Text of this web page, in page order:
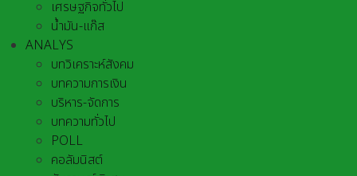
เศรษฐกิจทั่วไป
น้ำมัน-แก๊ส
ANALYS
บทวิเคราะห์สังคม
บทความการเงิน
บริหาร-จัดการ
บทความทั่วไป
POLL
คอลัมนิสต์